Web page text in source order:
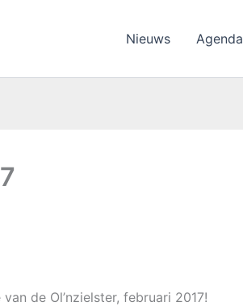
Nieuws Agenda
de Ol’nzielster, februari 2017!